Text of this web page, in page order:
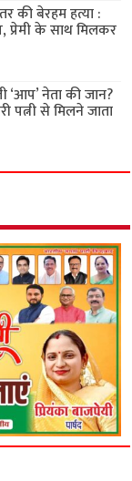
की बेरहम हत्या :
के साथ मिलकर
‘आप’ नेता की जान?
पत्नी से मिलने जाता